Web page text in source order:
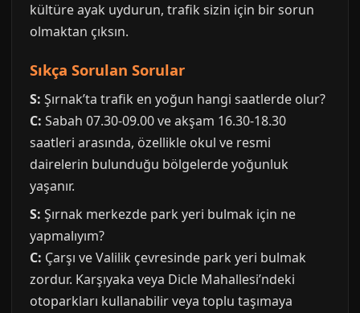
kültüre ayak uydurun, trafik sizin için bir sorun
olmaktan çıksın.
Sıkça Sorulan Sorular
S: Şırnak’ta trafik en yoğun hangi saatlerde olur?
C: Sabah 07.30-09.00 ve akşam 16.30-18.30
saatleri arasında, özellikle okul ve resmi
dairelerin bulunduğu bölgelerde yoğunluk
yaşanır.
S: Şırnak merkezde park yeri bulmak için ne
yapmalıyım?
C: Çarşı ve Valilik çevresinde park yeri bulmak
zordur. Karşıyaka veya Dicle Mahallesi’ndeki
otoparkları kullanabilir veya toplu taşımaya